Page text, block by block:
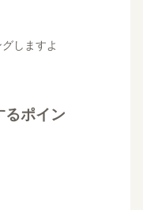
しますよ
るポイン